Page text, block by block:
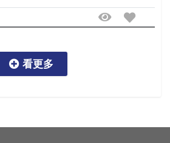
看更多看更多